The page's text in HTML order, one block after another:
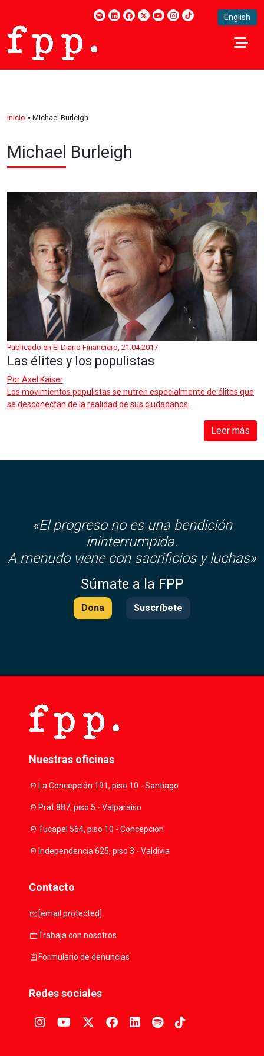
English
Inicio » Michael Burleigh
Michael Burleigh
Publicado en El Diario Financiero, 21.04.2017
Las élites y los populistas
PorAxel Kaiser
Los movimientos populistas se nutren especialmente de élites que
se desconectan de la realidad de sus ciudadanos.
Leer más
«El progreso no es una bendición
ininterrumpida.
A menudo viene con sacrificios y luchas»
Súmate a la FPP
Dona Suscríbete
Nuestras oficinas
location_onLa Concepción 191, piso 10 - Santiago
location_onPrat 887, piso 5 - Valparaíso
location_onTucapel 564, piso 10 - Concepción
location_onIndependencia 625, piso 3 - Valdivia
Contacto
mail [email protected]
workTrabaja con nosotros
assignmentFormulario de denuncias
Redes sociales